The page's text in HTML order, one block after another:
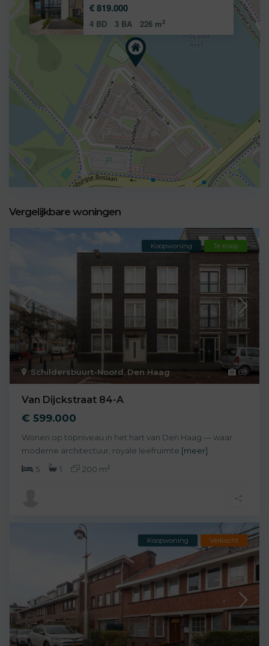
€ 819.000
4 BD 3 BA 226 m2
Vergelijkbare woningen
69
Schildersbuurt-Noord Den Haag
Koopwoning Te Koop
Van Dijckstraat 84-A
€ 599.000
Wonen op topniveau in het hart van Den Haag — waar
moderne architectuur, royale leefruimte [meer]
5
1 200 m2
Koopwoning Verkocht